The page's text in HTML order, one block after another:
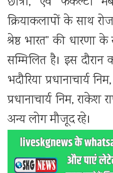
क्रियाकलापों के साथ
श्रेष्ठ भारत” की धारणा
सम्मिलित है। इस
भदौरिया प्रधानाचार्य
प्रधानाचार्य निम, राकेश
अन्य लोग मौजूद रहे।